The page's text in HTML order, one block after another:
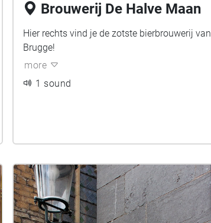
Brouwerij De Halve Maan
Hier rechts vind je de zotste bierbrouwerij van
Brugge!
more
1 sound